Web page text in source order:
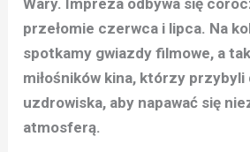
Wary. Impreza odbywa się
przełomie czerwca i lipca. Na
spotkamy gwiazdy filmowe, a
miłośników kina, którzy przybyli
uzdrowiska, aby napawać się
atmosferą.